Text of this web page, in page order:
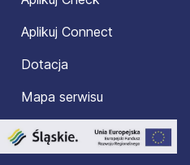
Aplikuj Connect
Dotacja
Mapa serwisu